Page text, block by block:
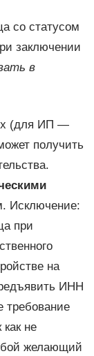
со статусом
заключении
в
(для ИП —
получить
Исключение:
при
на
ИНН
требование
не
желающий